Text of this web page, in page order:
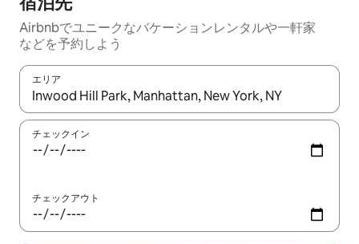
Airbnbでユニークなバ⁠ケ⁠ー⁠シ⁠ョ⁠ンレ⁠ン⁠タ⁠ルや一⁠軒⁠家
な⁠ど⁠を予⁠約⁠し⁠よ⁠う
エリア
検索結果が表示されたら、上下の矢印キーを使って移動するか
チェックイン
チェックアウト